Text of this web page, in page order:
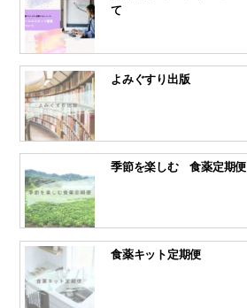
て
よみぐすり出版
季節を楽しむ 食薬定期便
食薬キット定期便